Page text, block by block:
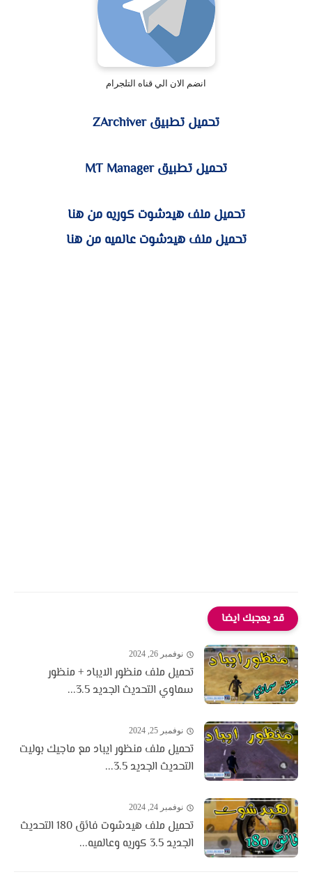
انضم الان الي قناه التلجرام
تحميل تطبيق ZArchiver
تحميل تطبيق MT Manager
تحميل ملف هيدشوت كوريه من هنا
تحميل ملف هيدشوت عالميه من هنا
قد يعجبك ايضا
نوفمبر 26, 2024
تحميل ملف منظور الايباد + منظور
سماوي التحديث الجديد 3.5...
نوفمبر 25, 2024
تحميل ملف منظور ايباد مع ماجيك بوليت
التحديث الجديد 3.5...
نوفمبر 24, 2024
تحميل ملف هيدشوت فائق 180 التحديث
الجديد 3.5 كوريه وعالميه...